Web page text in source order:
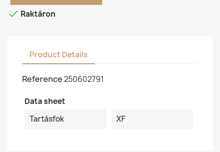
 Raktáron
Product Details
Reference250602791
Data sheet
Tartásfok
XF